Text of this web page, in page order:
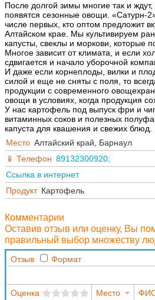
После долгой зимы многие так и
появятся сезонные овощи. «Сатурн-
числе первых, кто оптом предложит
Алтайском крае. Мы культивируем
капусты, свеклы и моркови, которые
Многое зависит от климата, и если
сдвигается и начало уборочной
И даже если корнеплоды, вилки и
силой и еще не сняты с поля, то
продукции с современного
овощи в условиях, когда продукция
У нас картофель под выпуск фри и
витаминных соков и полезных
капуста для квашения и свежих блюд.
Место Алтайский край, Барнаул
Телефон 89132300920;
Ссылка в интернет
Продукт Картофель
Комментарии
Оставив отзыв или оценку, Вы
правильный выбор множеству
Отзыв Формат
Оценка Место